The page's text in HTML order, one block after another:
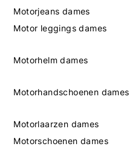
Motorjeans dames
Motor leggings dames
Motorhelm dames
Motorhandschoenen dames
Motorlaarzen dames
Motorschoenen dames